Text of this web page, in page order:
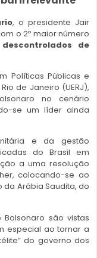
, o presidente Jair
o 2º maior número
de
Políticas Públicas e
de Janeiro (UERJ),
no cenário
se um líder ainda
e da gestão
do Brasil em
a uma resolução
colocando-se ao
Arábia Saudita, do
são vistas
especial ao tornar a
do governo dos